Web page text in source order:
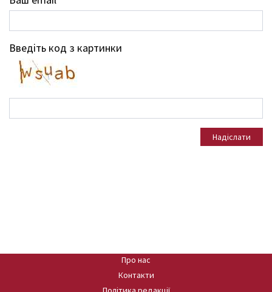
Введіть код з картинки
Надіслати
Про нас
Контакти